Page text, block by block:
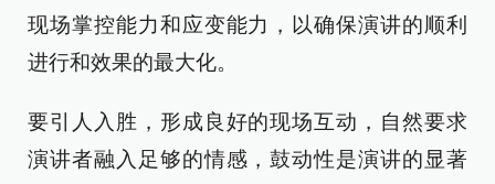
现场掌控能力和应变能力，以确保演讲的顺利
进行和效果的最大化。
要引人入胜，形成良好的现场互动，自然要求
演讲者融入足够的情感，鼓动性是演讲的显著